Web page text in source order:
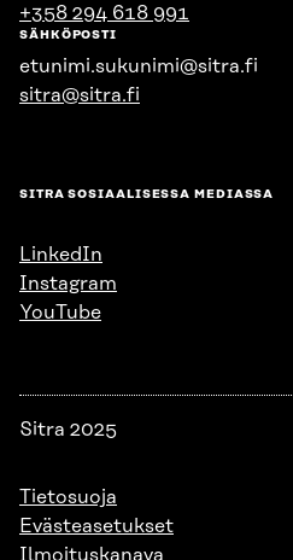
+358 294 618 991
SÄHKÖPOSTI
etunimi.sukunimi@sitra.fi
sitra@sitra.fi
SITRA SOSIAALISESSA MEDIASSA
LinkedIn
Instagram
YouTube
Sitra 2025
Tietosuoja
Evästeasetukset
Ilmoituskanava